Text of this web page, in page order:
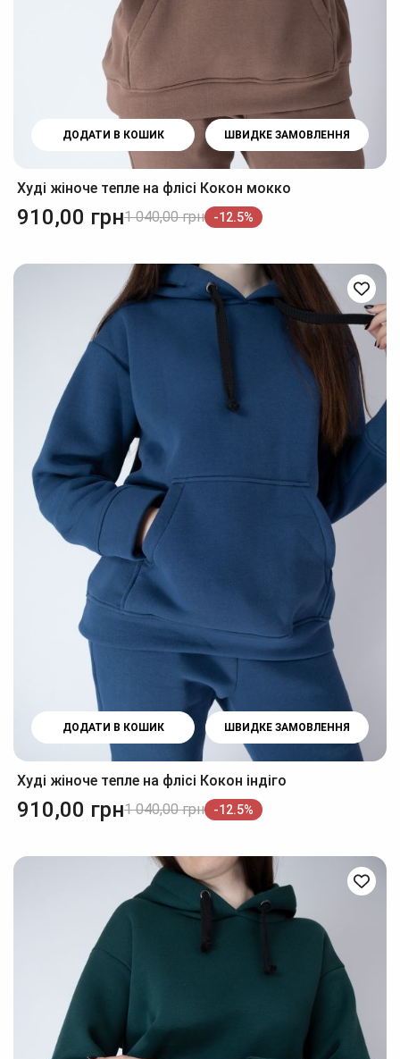
ДОДАТИ В КОШИК ШВИДКЕ ЗАМОВЛЕННЯ
Худі жіноче тепле на флісі Кокон мокко
910,00 грн1 040,00 грн -12.5%
ДОДАТИ В КОШИК ШВИДКЕ ЗАМОВЛЕННЯ
Худі жіноче тепле на флісі Кокон індіго
910,00 грн1 040,00 грн -12.5%